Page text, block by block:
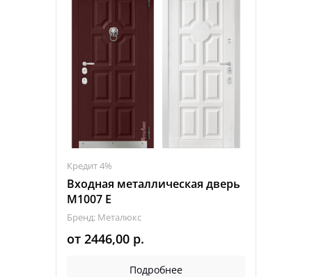
Кредит 4%
Входная металлическая дверь
М1007 E
Бренд: Металюкс
от 2446,00 р.
Подробнее